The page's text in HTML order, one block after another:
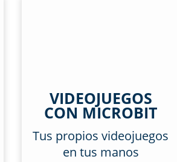
VIDEOJUEGOS
CON MICROBIT
Tus propios videojuegos
en tus manos